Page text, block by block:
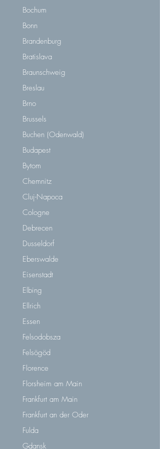
Bochum
Bonn
Brandenburg
Bratislava
Braunschweig
Breslau
Brno
Brussels
Buchen (Odenwald)
Budapest
Bytom
Chemnitz
Cluj-Napoca
Cologne
Debrecen
Dusseldorf
Eberswalde
Eisenstadt
Elbing
Ellrich
Essen
Felsodobsza
Felsögöd
Florence
Florsheim am Main
Frankfurt am Main
Frankfurt an der Oder
Fulda
Gdansk